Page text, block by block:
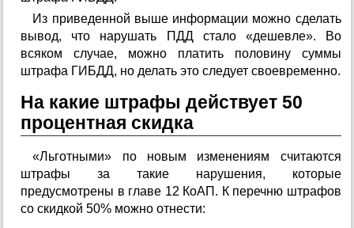
Из приведенной выше информации можно сделать
вывод, что нарушать ПДД стало «дешевле». Во
всяком случае, можно платить половину суммы
штрафа ГИБДД, но делать это следует своевременно.
На какие штрафы действует 50
процентная скидка
«Льготными» по новым изменениям считаются
штрафы за такие нарушения, которые
предусмотрены в главе 12 КоАП. К перечню штрафов
со скидкой 50% можно отнести: